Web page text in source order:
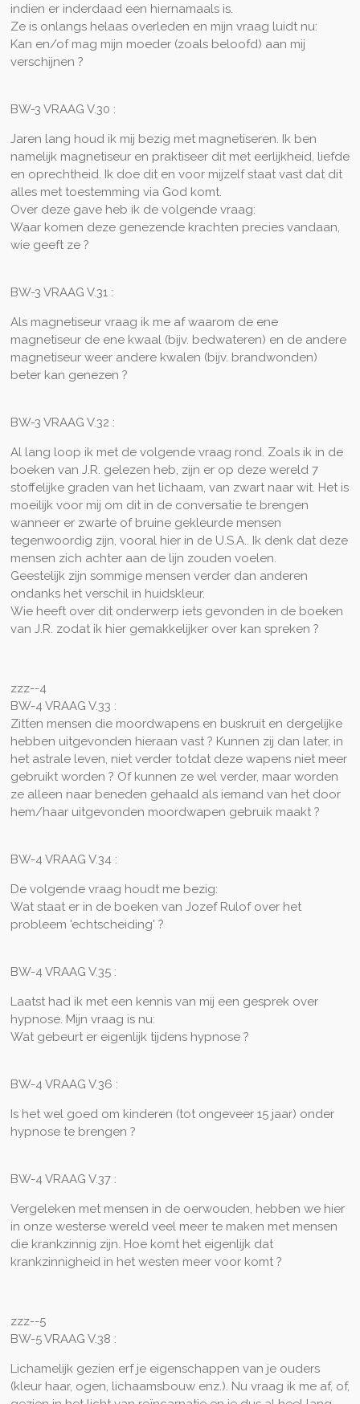
indien er inderdaad een hiernamaals is.
Ze is onlangs helaas overleden en mijn vraag luidt nu:
Kan en/of mag mijn moeder (zoals beloofd) aan mij
verschijnen ?
BW-3 VRAAG V.30 :
Jaren lang houd ik mij bezig met magnetiseren. Ik ben
namelijk magnetiseur en praktiseer dit met eerlijkheid, liefde
en oprechtheid. Ik doe dit en voor mijzelf staat vast dat dit
alles met toestemming via God komt.
Over deze gave heb ik de volgende vraag:
Waar komen deze genezende krachten precies vandaan,
wie geeft ze ?
BW-3 VRAAG V.31 :
Als magnetiseur vraag ik me af waarom de ene
magnetiseur de ene kwaal (bijv. bedwateren) en de andere
magnetiseur weer andere kwalen (bijv. brandwonden)
beter kan genezen ?
BW-3 VRAAG V.32 :
Al lang loop ik met de volgende vraag rond. Zoals ik in de
boeken van J.R. gelezen heb, zijn er op deze wereld 7
stoffelijke graden van het lichaam, van zwart naar wit. Het is
moeilijk voor mij om dit in de conversatie te brengen
wanneer er zwarte of bruine gekleurde mensen
tegenwoordig zijn, vooral hier in de U.S.A.. Ik denk dat deze
mensen zich achter aan de lijn zouden voelen.
Geestelijk zijn sommige mensen verder dan anderen
ondanks het verschil in huidskleur.
Wie heeft over dit onderwerp iets gevonden in de boeken
van J.R. zodat ik hier gemakkelijker over kan spreken ?
zzz--4
BW-4 VRAAG V.33 :
Zitten mensen die moordwapens en buskruit en dergelijke
hebben uitgevonden hieraan vast ? Kunnen zij dan later, in
het astrale leven, niet verder totdat deze wapens niet meer
gebruikt worden ? Of kunnen ze wel verder, maar worden
ze alleen naar beneden gehaald als iemand van het door
hem/haar uitgevonden moordwapen gebruik maakt ?
BW-4 VRAAG V.34 :
De volgende vraag houdt me bezig:
Wat staat er in de boeken van Jozef Rulof over het
probleem 'echtscheiding' ?
BW-4 VRAAG V.35 :
Laatst had ik met een kennis van mij een gesprek over
hypnose. Mijn vraag is nu:
Wat gebeurt er eigenlijk tijdens hypnose ?
BW-4 VRAAG V.36 :
Is het wel goed om kinderen (tot ongeveer 15 jaar) onder
hypnose te brengen ?
BW-4 VRAAG V.37 :
Vergeleken met mensen in de oerwouden, hebben we hier
in onze westerse wereld veel meer te maken met mensen
die krankzinnig zijn. Hoe komt het eigenlijk dat
krankzinnigheid in het westen meer voor komt ?
zzz--5
BW-5 VRAAG V.38 :
Lichamelijk gezien erf je eigenschappen van je ouders
(kleur haar, ogen, lichaamsbouw enz.). Nu vraag ik me af, of,